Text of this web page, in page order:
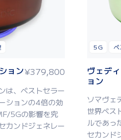
ョン¥379,800
は、ベストセラー
ションの4倍の効
/5Gの影響を究
カンドジェネレー
5G ベ
ヴェデ
ョン
ソマヴェ
世界ベス
ルであっ
セカンド